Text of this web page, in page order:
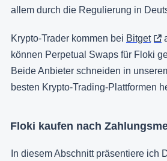
allem durch die Regulierung in
Krypto-Trader kommen bei Bitget
können Perpetual Swaps für Floki
Beide Anbieter schneiden in
besten Krypto-Trading-Plattformen
Floki kaufen nach
In diesem Abschnitt präsentiere ich